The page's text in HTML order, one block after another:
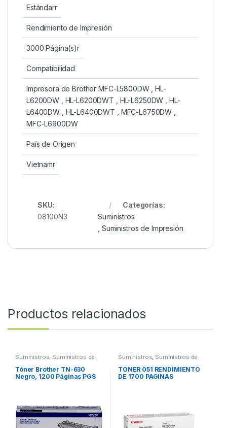
Estándarr
Rendimiento de Impresión
3000 Página(s)r
Compatibilidad
Impresora de Brother MFC-L5800DW , HL-
L6200DW , HL-L6200DWT , HL-L6250DW , HL-
L6400DW , HL-L6400DWT , MFC-L6750DW ,
MFC-L6900DW
País de Origen
Vietnamr
SKU:
08100N3
Categorías:
Suministros
Suministros de Impresión
Productos relacionados
Suministros Suministros de
Impresión
Tóner Brother TN-630
Negro, 1200 Páginas PGS
Suministros Suministros de
Impresión
TONER 051 RENDIMIENTO
DE 1700 PAGINAS